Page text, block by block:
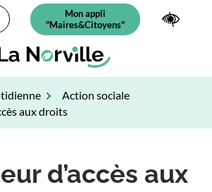
vers le compte Facebook
Mon appli
"Maires&Citoyens"(ouverture dans un nouvel
Action sociale
aux droits
d’accès aux